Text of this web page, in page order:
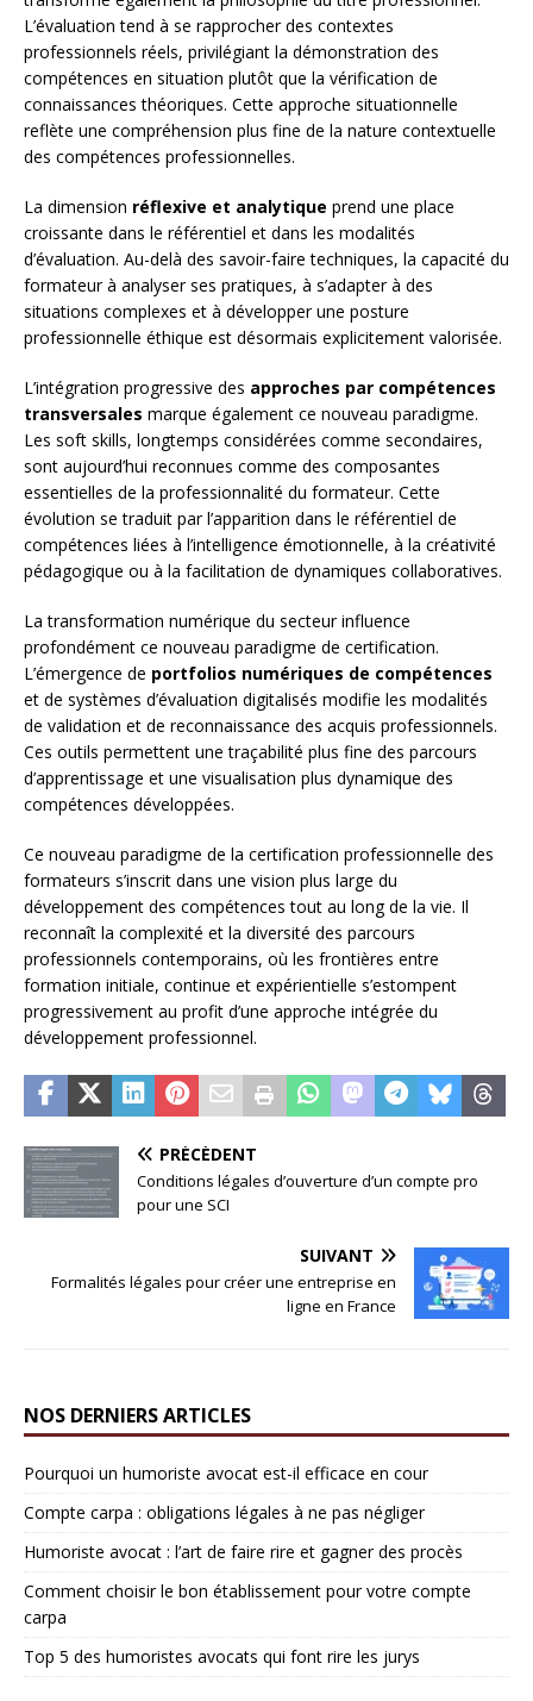
L’évaluation tend à se rapprocher des contextes
professionnels réels, privilégiant la démonstration des
compétences en situation plutôt que la vérification de
connaissances théoriques. Cette approche situationnelle
reflète une compréhension plus fine de la nature contextuelle
des compétences professionnelles.
La dimension réflexive et analytique prend une place
croissante dans le référentiel et dans les modalités
d’évaluation. Au-delà des savoir-faire techniques, la capacité du
formateur à analyser ses pratiques, à s’adapter à des
situations complexes et à développer une posture
professionnelle éthique est désormais explicitement valorisée.
L’intégration progressive des approches par compétences
transversales marque également ce nouveau paradigme.
Les soft skills, longtemps considérées comme secondaires,
sont aujourd’hui reconnues comme des composantes
essentielles de la professionnalité du formateur. Cette
évolution se traduit par l’apparition dans le référentiel de
compétences liées à l’intelligence émotionnelle, à la créativité
pédagogique ou à la facilitation de dynamiques collaboratives.
La transformation numérique du secteur influence
profondément ce nouveau paradigme de certification.
L’émergence de portfolios numériques de compétences
et de systèmes d’évaluation digitalisés modifie les modalités
de validation et de reconnaissance des acquis professionnels.
Ces outils permettent une traçabilité plus fine des parcours
d’apprentissage et une visualisation plus dynamique des
compétences développées.
Ce nouveau paradigme de la certification professionnelle des
formateurs s’inscrit dans une vision plus large du
développement des compétences tout au long de la vie. Il
reconnaît la complexité et la diversité des parcours
professionnels contemporains, où les frontières entre
formation initiale, continue et expérientielle s’estompent
progressivement au profit d’une approche intégrée du
développement professionnel.
PRÉCÉDENT
Conditions légales d’ouverture d’un compte pro
pour une SCI
SUIVANT
Formalités légales pour créer une entreprise en
ligne en France
NOS DERNIERS ARTICLES
Pourquoi un humoriste avocat est-il efficace en cour
Compte carpa : obligations légales à ne pas négliger
Humoriste avocat : l’art de faire rire et gagner des procès
Comment choisir le bon établissement pour votre compte
carpa
Top 5 des humoristes avocats qui font rire les jurys